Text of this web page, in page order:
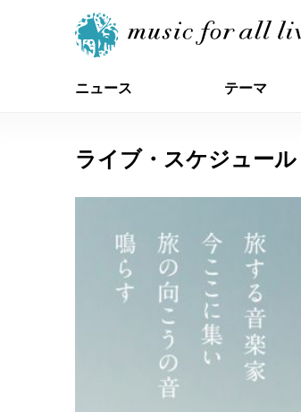
ニュース テーマ
ライブ・スケジュール